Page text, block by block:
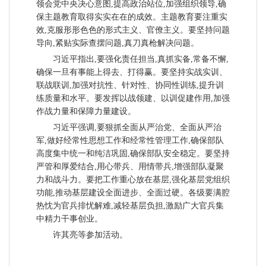
领会党中央决心意图,提高政治站位,加强组织领导,确
保主题教育取得实实在在的成效。主题教育要注重实
效,克服形形色色的形式主义、官僚主义。要坚持问题
导向,紧贴实际查摆问题,真刀真枪解决问题。
习近平指出,要强化责任担当,真抓实备,常备不懈,
确保一旦有事能上得去、打得赢。要坚持实战实训、
联战联训,加强对抗性、针对性、协同性训练,提升训
练质量和水平。要发挥以战领建、以训促建作用,加强
作战力量和保障力量建设。
习近平强调,要狠抓全面从严治党、全面从严治
军,做好经常性思想工作和经常性管理工作,确保部队
高度集中统一和纯洁巩固,确保部队安全稳定。要坚持
严管和厚爱结合,用心带兵、用情带兵,增强部队凝聚
力和战斗力。要把工作重心放在基层,强化基层党组织
功能,推动基层建设全面进步、全面过硬。各级要满腔
热忱为官兵排忧解难,减轻基层负担,激励广大官兵集
中精力干事创业。
许其亮等参加活动。